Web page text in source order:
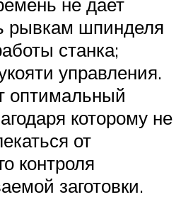
рывкам шпинделя
станка;
управления.
оптимальный
которому не
от
контроля
заготовки.